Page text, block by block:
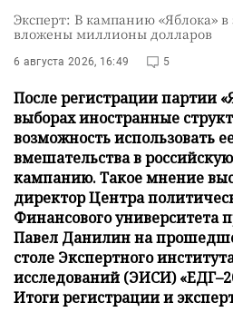
Эксперт: В кампанию «Яблока» в
вложены миллионы долларов
6 августа 2026, 16:49 5
После регистрации партии
выборах иностранные
возможность использовать
вмешательства в
кампанию. Такое мнение
директор Центра
Финансового университета
Павел Данилин на
столе Экспертного
исследований (ЭИСИ)
Итоги регистрации и